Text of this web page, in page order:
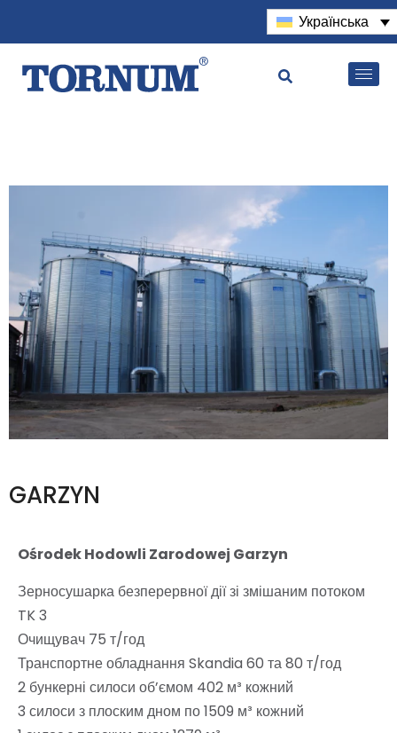
Українська
GARZYN
Ośrodek Hodowli Zarodowej Garzyn
Зерносушарка безперервної дії зі змішаним потоком
TK 3
Очищувач 75 т/год
Транспортне обладнання Skandia 60 та 80 т/год
2 бункерні силоси об’ємом 402 м³ кожний
3 силоси з плоским дном по 1509 м³ кожний